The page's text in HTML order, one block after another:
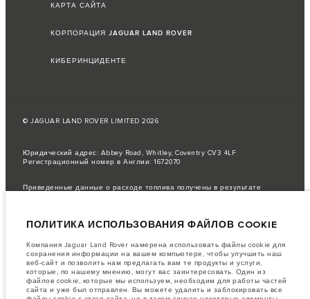
КАРТА САЙТА
КОРПОРАЦИЯ JAGUAR LAND ROVER
КИБЕРИНЦИДЕНТЕ
© JAGUAR LAND ROVER LIMITED 2026
Юридический адрес: Abbey Road, Whitley, Coventry CV3 4LF
Регистрационный номер в Англии: 1672070
Приведенные данные о расходе топлива получены в результате
Фактический расход топлива автомобиля может отличаться от
для сравнения.
важное примечание в отношений изображений и спецификаций.
настоящее время в мире наблюдается дефицит полупроводников,
который оказывает влияние на спецификации производимых
транспортных средств, доступность опционального оборудования и
сроки производства. Ситуация меняется очень быстро. Поэтому
ПОЛИТИКА ИСПОЛЬЗОВАНИЯ ФАЙЛОВ COOKIE
Компания Jaguar Land Rover намерена использовать файлы cookie для
сохранения информации на вашем компьютере, чтобы улучшить наш
веб-сайт и позволить нам предлагать вам те продукты и услуги,
которые, по нашему мнению, могут вас заинтересовать. Один из
файлов cookie, которые мы используем, необходим для работы частей
сайта и уже был отправлен. Вы можете удалить и заблокировать все